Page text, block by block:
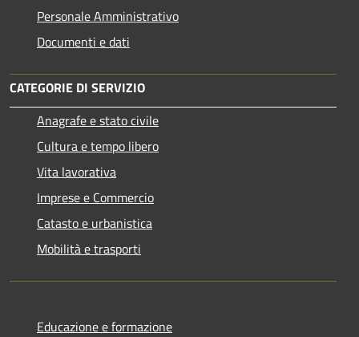
Personale Amministrativo
Documenti e dati
CATEGORIE DI SERVIZIO
Anagrafe e stato civile
Cultura e tempo libero
Vita lavorativa
Imprese e Commercio
Catasto e urbanistica
Mobilità e trasporti
Educazione e formazione